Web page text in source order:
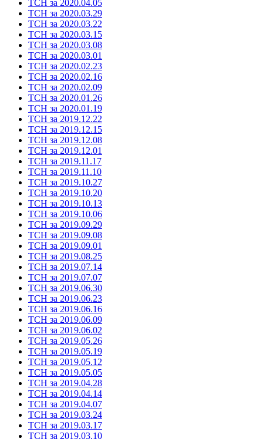
ТСН за 2020.04.05
ТСН за 2020.03.29
ТСН за 2020.03.22
ТСН за 2020.03.15
ТСН за 2020.03.08
ТСН за 2020.03.01
ТСН за 2020.02.23
ТСН за 2020.02.16
ТСН за 2020.02.09
ТСН за 2020.01.26
ТСН за 2020.01.19
ТСН за 2019.12.22
ТСН за 2019.12.15
ТСН за 2019.12.08
ТСН за 2019.12.01
ТСН за 2019.11.17
ТСН за 2019.11.10
ТСН за 2019.10.27
ТСН за 2019.10.20
ТСН за 2019.10.13
ТСН за 2019.10.06
ТСН за 2019.09.29
ТСН за 2019.09.08
ТСН за 2019.09.01
ТСН за 2019.08.25
ТСН за 2019.07.14
ТСН за 2019.07.07
ТСН за 2019.06.30
ТСН за 2019.06.23
ТСН за 2019.06.16
ТСН за 2019.06.09
ТСН за 2019.06.02
ТСН за 2019.05.26
ТСН за 2019.05.19
ТСН за 2019.05.12
ТСН за 2019.05.05
ТСН за 2019.04.28
ТСН за 2019.04.14
ТСН за 2019.04.07
ТСН за 2019.03.24
ТСН за 2019.03.17
ТСН за 2019.03.10